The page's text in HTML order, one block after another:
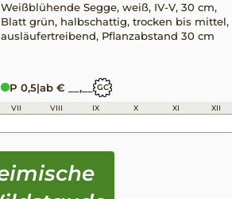
Weißblühende Segge, weiß, IV-V, 30 cm,
Blatt grün, halbschattig, trocken bis mittel,
ausläufertreibend, Pflanzabstand 30 cm
P 0,5|ab € __,__ GC
VII VIII IX X XI XII